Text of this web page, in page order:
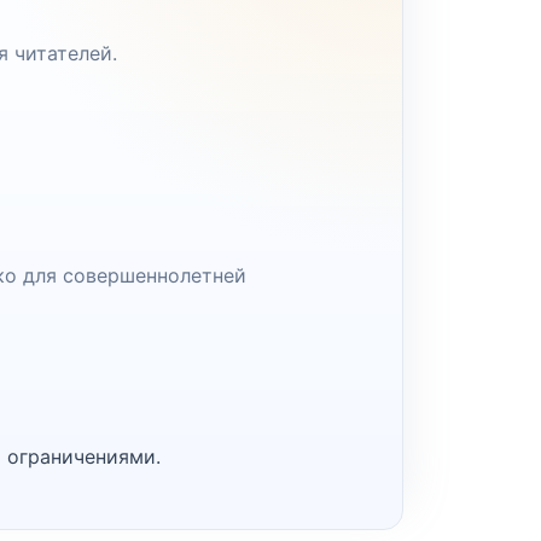
читателей.
для совершеннолетней